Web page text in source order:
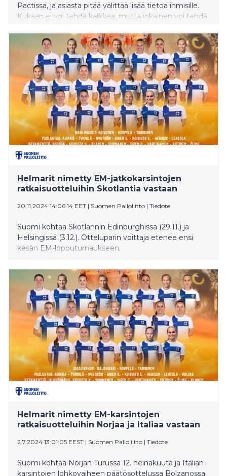
Pactissa, ja asiasta pitää välittää lisää tietoa ihmisille.
Kukaan ei voi tehdä kaikkea, mutta jokainen voi tehdä
vapaaehtoisesta vaikuttajasta, jotka Climate Pactin
sihteeristö on nimennyt tehtävään.
Helmarit nimetty EM-jatkokarsintojen
ratkaisuotteluihin Skotlantia vastaan
20.11.2024 14:06:14 EET | Suomen Palloliitto | Tiedote
Suomi kohtaa Skotlannin Edinburghissa (29.11.) ja
Helsingissä (3.12.). Otteluparin voittaja etenee ensi
kesän EM-lopputurnaukseen.
Helmarit nimetty EM-karsintojen
ratkaisuotteluihin Norjaa ja Italiaa vastaan
2.7.2024 13:01:05 EEST | Suomen Palloliitto | Tiedote
Suomi kohtaa Norjan Turussa 12. heinäkuuta ja Italian
karsintojen lohkovaiheen päätösottelussa Bolzanossa